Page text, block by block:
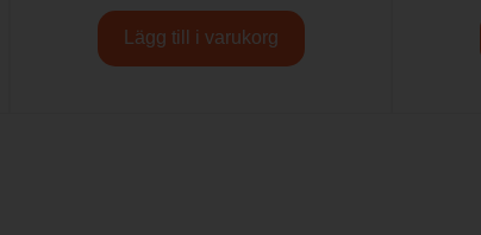
Lägg till i varukorg